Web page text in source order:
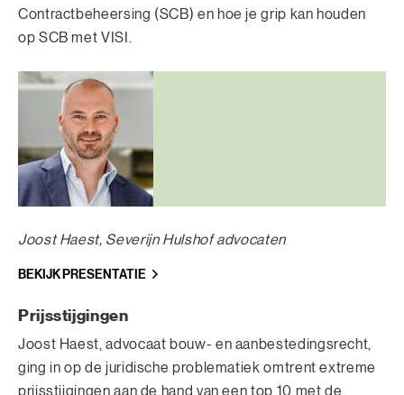
Contractbeheersing (SCB) en hoe je grip kan houden
op SCB met VISI.
Joost Haest, Severijn Hulshof advocaten
BEKIJK PRESENTATIE
Prijsstijgingen
Joost Haest, advocaat bouw- en aanbestedingsrecht,
ging in op de juridische problematiek omtrent extreme
prijsstijgingen aan de hand van een top 10 met de